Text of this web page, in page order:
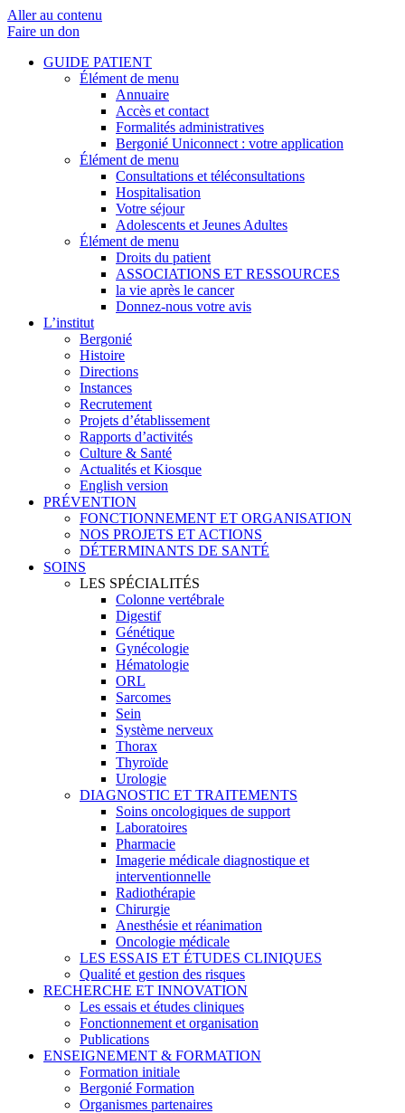
Aller au contenu
Faire un don
GUIDE PATIENT
Élément de menu
Annuaire
Accès et contact
Formalités administratives
Bergonié Uniconnect : votre application
Élément de menu
Consultations et téléconsultations
Hospitalisation
Votre séjour
Adolescents et Jeunes Adultes
Élément de menu
Droits du patient
ASSOCIATIONS ET RESSOURCES
la vie après le cancer
Donnez-nous votre avis
L’institut
Bergonié
Histoire
Directions
Instances
Recrutement
Projets d’établissement
Rapports d’activités
Culture & Santé
Actualités et Kiosque
English version
PRÉVENTION
FONCTIONNEMENT ET ORGANISATION
NOS PROJETS ET ACTIONS
DÉTERMINANTS DE SANTÉ
SOINS
LES SPÉCIALITÉS
Colonne vertébrale
Digestif
Génétique
Gynécologie
Hématologie
ORL
Sarcomes
Sein
Système nerveux
Thorax
Thyroïde
Urologie
DIAGNOSTIC ET TRAITEMENTS
Soins oncologiques de support
Laboratoires
Pharmacie
Imagerie médicale diagnostique et
interventionnelle
Radiothérapie
Chirurgie
Anesthésie et réanimation
Oncologie médicale
LES ESSAIS ET ÉTUDES CLINIQUES
Qualité et gestion des risques
RECHERCHE ET INNOVATION
Les essais et études cliniques
Fonctionnement et organisation
Publications
ENSEIGNEMENT & FORMATION
Formation initiale
Bergonié Formation
Organismes partenaires